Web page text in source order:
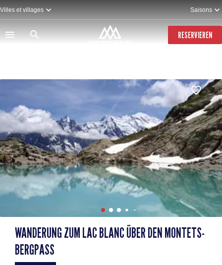
Direkt
zum
Inhalt
Villes et villages Saisons
RESERVIEREN
WANDERUNG ZUM LAC BLANC ÜBER DEN MONTETS-
BERGPASS